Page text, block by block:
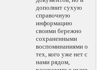
дополнит сухую
справочную
информацию
своими бережно
сохраненными
воспоминаниями о
тех, кого уже нет с
нами рядом,